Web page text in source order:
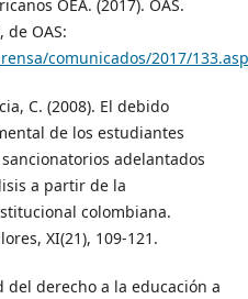
OEA. (2017). OAS.
de OAS:
comunicados/2017/133.asp
C. (2008). El debido
de los estudiantes
adelantados
a partir de la
colombiana.
XI(21), 109-121.
del derecho a la educación a